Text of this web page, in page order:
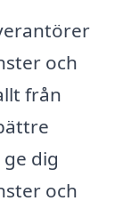
och
från
dig
och